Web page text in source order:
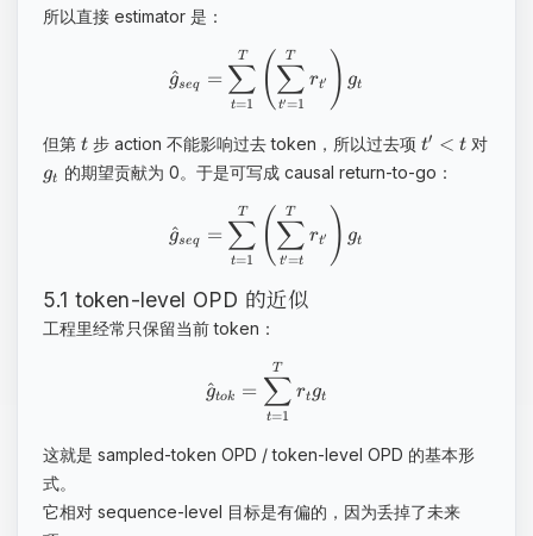
所以直接 estimator 是：
g
^seq =
t=1
∑
T ( t′ =1
∑
T
rt′ ) gt
但第 t 步 action 不能影响过去 token，所以过去项 t′ < t 对
gt 的期望贡献为 0。于是可写成 causal return-to-go：
g
^seq =
t=1
∑
T ( t′ =t
∑
T
rt′ ) gt
5.1 token-level OPD 的近似
工程里经常只保留当前 token：
g
^tok =
t=1
∑
T
rt gt
这就是 sampled-token OPD / token-level OPD 的基本形
式。
它相对 sequence-level 目标是有偏的，因为丢掉了未来